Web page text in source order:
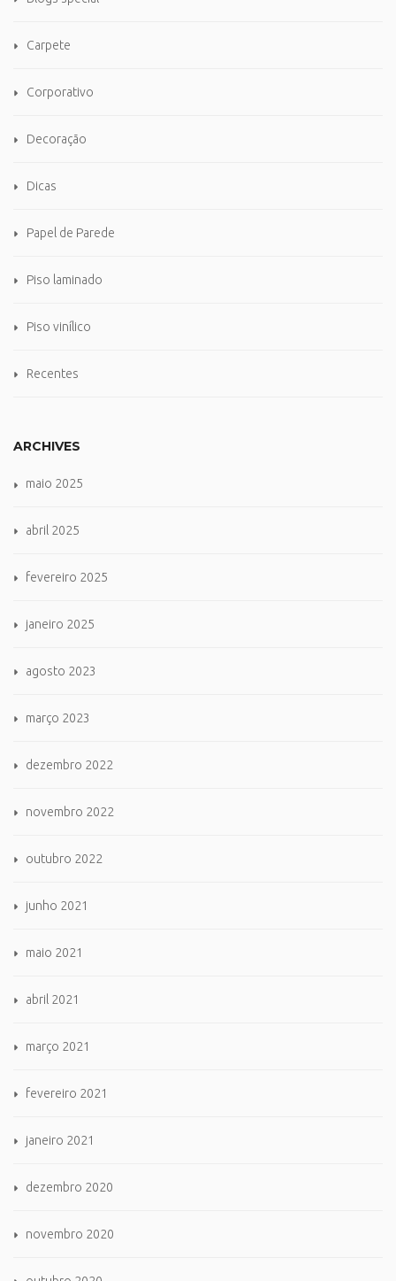
Carpete
Corporativo
Decoração
Dicas
Papel de Parede
Piso laminado
Piso vinílico
Recentes
ARCHIVES
maio 2025
abril 2025
fevereiro 2025
janeiro 2025
agosto 2023
março 2023
dezembro 2022
novembro 2022
outubro 2022
junho 2021
maio 2021
abril 2021
março 2021
fevereiro 2021
janeiro 2021
dezembro 2020
novembro 2020